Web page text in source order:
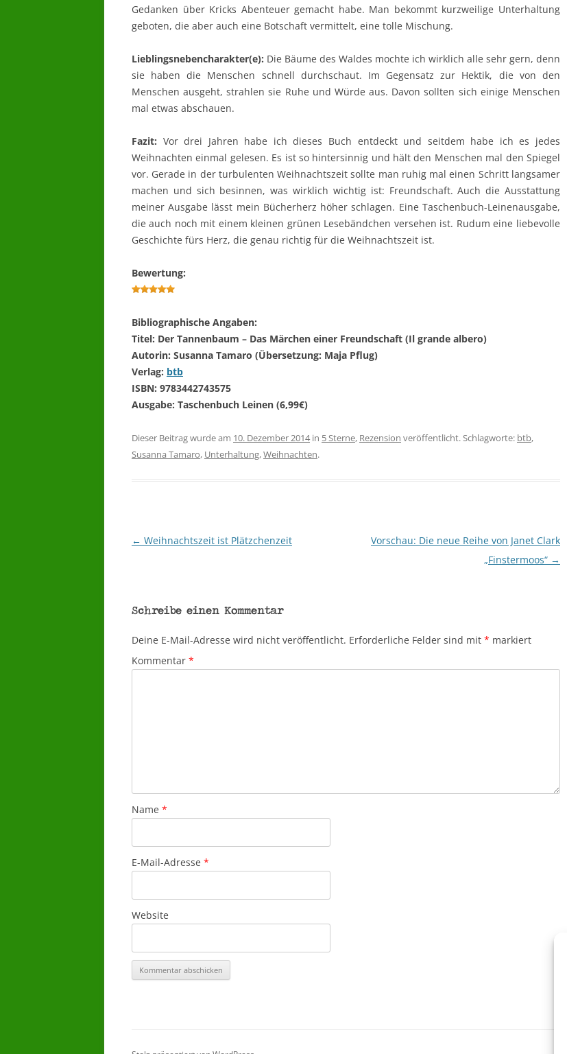
Gedanken über Kricks Abenteuer gemacht habe. Man bekommt kurzweilige Unterhaltung
geboten, die aber auch eine Botschaft vermittelt, eine tolle Mischung.
Lieblingsnebencharakter(e): Die Bäume des Waldes mochte ich wirklich alle sehr gern, denn
sie haben die Menschen schnell durchschaut. Im Gegensatz zur Hektik, die von den
Menschen ausgeht, strahlen sie Ruhe und Würde aus. Davon sollten sich einige Menschen
mal etwas abschauen.
Fazit: Vor drei Jahren habe ich dieses Buch entdeckt und seitdem habe ich es jedes
Weihnachten einmal gelesen. Es ist so hintersinnig und hält den Menschen mal den Spiegel
vor. Gerade in der turbulenten Weihnachtszeit sollte man ruhig mal einen Schritt langsamer
machen und sich besinnen, was wirklich wichtig ist: Freundschaft. Auch die Ausstattung
meiner Ausgabe lässt mein Bücherherz höher schlagen. Eine Taschenbuch-Leinenausgabe,
die auch noch mit einem kleinen grünen Lesebändchen versehen ist. Rudum eine liebevolle
Geschichte fürs Herz, die genau richtig für die Weihnachtszeit ist.
Bewertung:
Bibliographische Angaben:
Titel: Der Tannenbaum – Das Märchen einer Freundschaft (Il grande albero)
Autorin: Susanna Tamaro (Übersetzung: Maja Pflug)
Verlag: btb
ISBN: 9783442743575
Ausgabe: Taschenbuch Leinen (6,99€)
Dieser Beitrag wurde am 10. Dezember 2014in 5 Sterne, Rezension veröffentlicht. Schlagworte: btb,
Susanna Tamaro, Unterhaltung,Weihnachten.
Beitragsnavigation
← Weihnachtszeit ist Plätzchenzeit
Vorschau: Die neue Reihe von Janet Clark
„Finstermoos“ →
Schreibe einen Kommentar
Deine E-Mail-Adresse wird nicht veröffentlicht. Erforderliche Felder sind mit * markiert
Kommentar *
Name *
E-Mail-Adresse *
Website